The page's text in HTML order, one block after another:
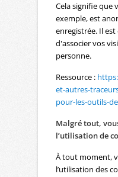
Cela signifie que
exemple, est
enregistrée. Il
d'associer vos
personne.
Ressource :
et-autres-
pour-les-outils-
Malgré tout,
l’utilisation de
À tout moment,
l’utilisation des